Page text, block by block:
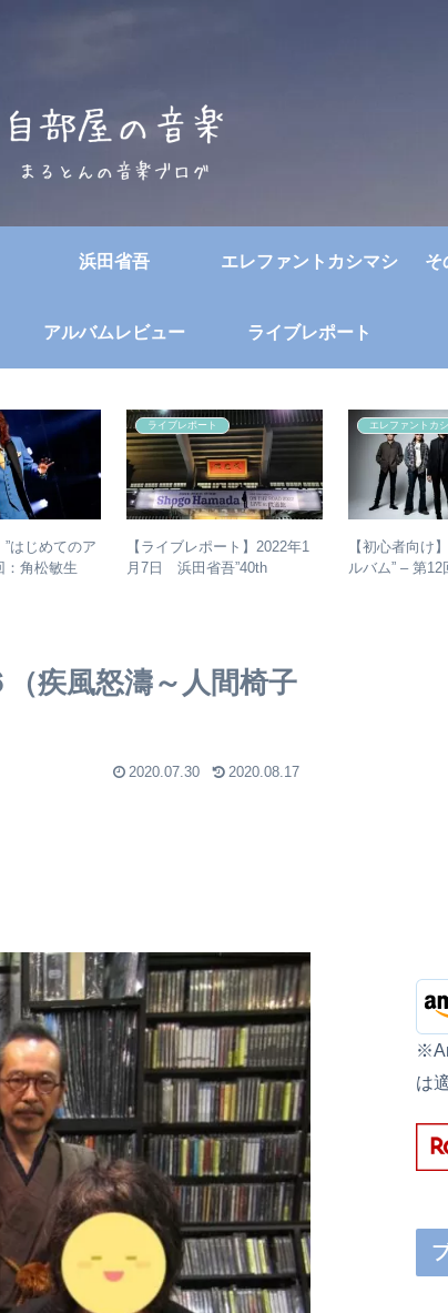
浜田省吾 エレファントカシマシ そ
アルバムレビュー ライブレポート
”はじめてのア
：角松敏生
ライブレポート
【ライブレポート】2022年1
月7日 浜田省吾”40th
エレファントカ
【初心者向け
ルバム” – 第
（疾風怒濤～人間椅子
2020.07.30 2020.08.17
は